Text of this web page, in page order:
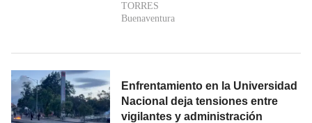
TORRES
Buenaventura
Enfrentamiento en la Universidad
Nacional deja tensiones entre
vigilantes y administración